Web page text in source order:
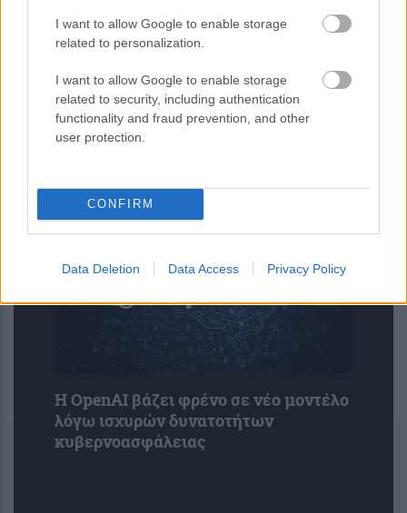
I want to allow Google to enable storage
related to personalization.
I want to allow Google to enable storage
related to security, including authentication
functionality and fraud prevention, and other
user protection.
CONFIRM
Data Deletion Data Access Privacy Policy
Δύο στρώσεις βορίου μπορεί να
Η OpenAI βάζει φρένο σε νέο μοντέλο
λόγω ισχυρών δυνατοτήτων
κυβερνοασφάλειας